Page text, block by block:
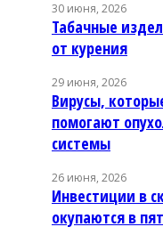
30 июня, 2026
Табачные
от курения
29 июня, 2026
Вирусы,
помогают
системы
26 июня, 2026
Инвестиции в
окупаются в